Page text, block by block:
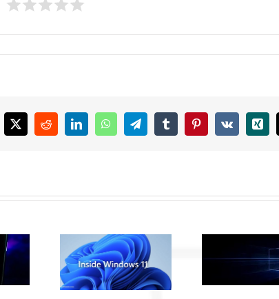
X RedditLinkedInWhatsAppTelegramTumblrPinterest
Vk Xing
11
(File
thức từ
Hướng dẫn cách
thay đổi Logo khởi
động của Windows
Hướng
tắt